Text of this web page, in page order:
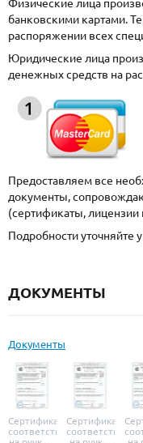
Физические лица
банковскими картами.
распоряжении всех
Юридические лица
денежных средств на
Предоставляем все
документы,
(сертификаты, лицензии
Подробности уточняйте
ДОКУМЕНТЫ
Документы
Сертификат
соответствия
Сертификат
соответствия